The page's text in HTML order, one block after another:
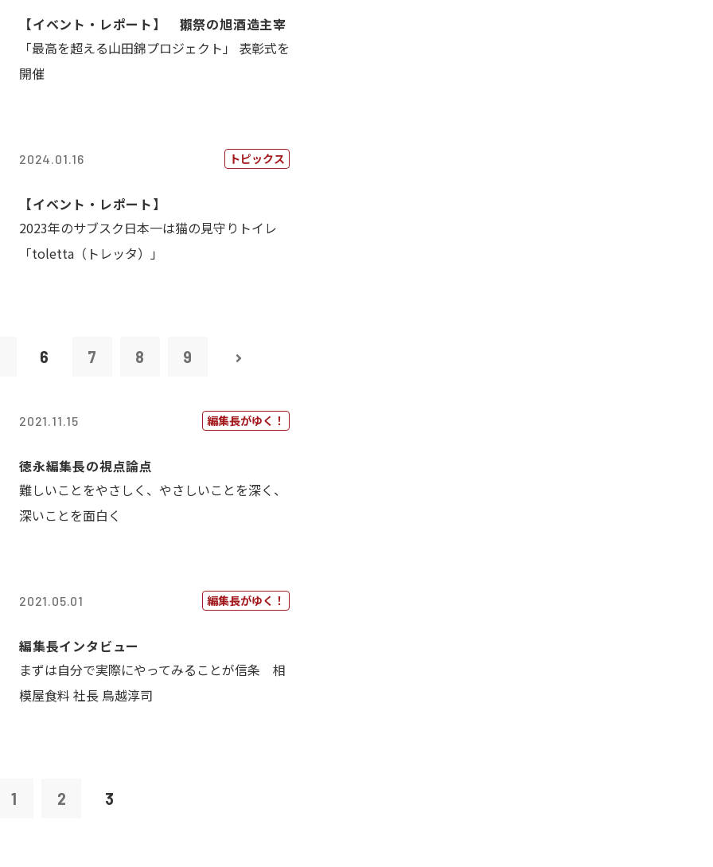
【イベント・レポート】 獺祭の旭酒造主宰
「最高を超える山田錦プロジェクト」 表彰式を
開催
2024.01.16 トピックス
【イベント・レポート】
2023年のサブスク日本一は猫の見守りトイレ
「toletta（トレッタ）」
6 7 8 9
2021.11.15 編集長がゆく！
徳永編集長の視点論点
難しいことをやさしく、やさしいことを深く、
深いことを面白く
2021.05.01 編集長がゆく！
編集長インタビュー
まずは自分で実際にやってみることが信条 相
模屋食料 社長 鳥越淳司
1 2 3